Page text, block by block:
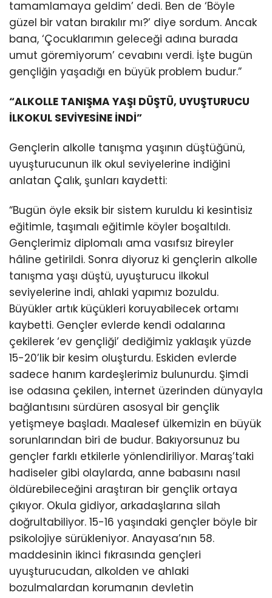
tamamlamaya geldim’ dedi. Ben de ‘Böyle
güzel bir vatan bırakılır mı?’ diye sordum. Ancak
bana, ‘Çocuklarımın geleceği adına burada
umut göremiyorum’ cevabını verdi. İşte bugün
gençliğin yaşadığı en büyük problem budur.”
“ALKOLLE TANIŞMA YAŞI DÜŞTÜ, UYUŞTURUCU
İLKOKUL SEVİYESİNE İNDİ”
Gençlerin alkolle tanışma yaşının düştüğünü,
uyuşturucunun ilk okul seviyelerine indiğini
anlatan Çalık, şunları kaydetti:
“Bugün öyle eksik bir sistem kuruldu ki kesintisiz
eğitimle, taşımalı eğitimle köyler boşaltıldı.
Gençlerimiz diplomalı ama vasıfsız bireyler
hâline getirildi. Sonra diyoruz ki gençlerin alkolle
tanışma yaşı düştü, uyuşturucu ilkokul
seviyelerine indi, ahlaki yapımız bozuldu.
Büyükler artık küçükleri koruyabilecek ortamı
kaybetti. Gençler evlerde kendi odalarına
çekilerek ‘ev gençliği’ dediğimiz yaklaşık yüzde
15-20’lik bir kesim oluşturdu. Eskiden evlerde
sadece hanım kardeşlerimiz bulunurdu. Şimdi
ise odasına çekilen, internet üzerinden dünyayla
bağlantısını sürdüren asosyal bir gençlik
yetişmeye başladı. Maalesef ülkemizin en büyük
sorunlarından biri de budur. Bakıyorsunuz bu
gençler farklı etkilerle yönlendiriliyor. Maraş’taki
hadiseler gibi olaylarda, anne babasını nasıl
öldürebileceğini araştıran bir gençlik ortaya
çıkıyor. Okula gidiyor, arkadaşlarına silah
doğrultabiliyor. 15-16 yaşındaki gençler böyle bir
psikolojiye sürükleniyor. Anayasa’nın 58.
maddesinin ikinci fıkrasında gençleri
uyuşturucudan, alkolden ve ahlaki
bozulmalardan korumanın devletin